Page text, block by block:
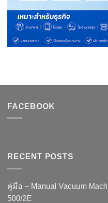
FACEBOOK
RECENT POSTS
คู่มือ – Manual Vacuum
500/2E